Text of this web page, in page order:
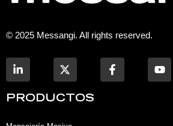
© 2025 Messangi. All rights reserved.
i
n
k
F
a
c
o
u
PRODUCTOS